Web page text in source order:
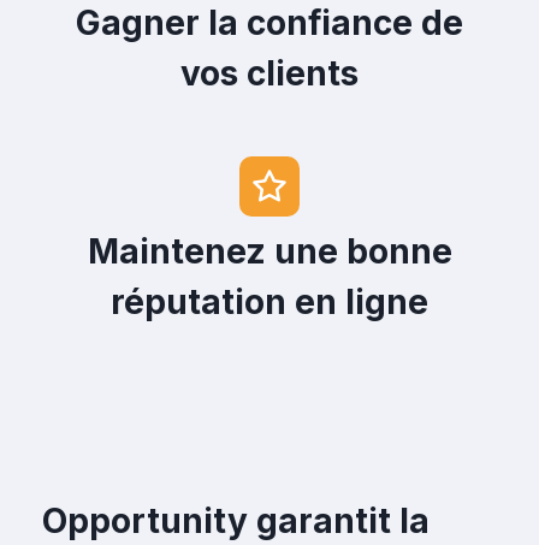
Gagner la confiance de
vos clients
Maintenez une bonne
réputation en ligne
Opportunity garantit la